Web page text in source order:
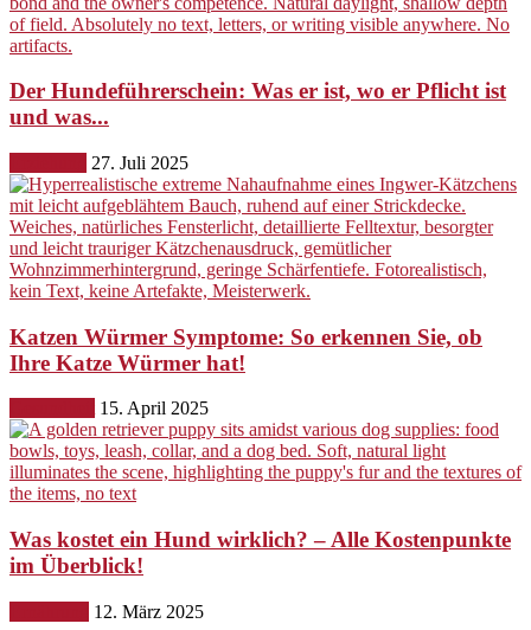
Der Hundeführerschein: Was er ist, wo er Pflicht ist
und was...
27. Juli 2025
Katzen Würmer Symptome: So erkennen Sie, ob
Ihre Katze Würmer hat!
15. April 2025
Was kostet ein Hund wirklich? – Alle Kostenpunkte
im Überblick!
12. März 2025